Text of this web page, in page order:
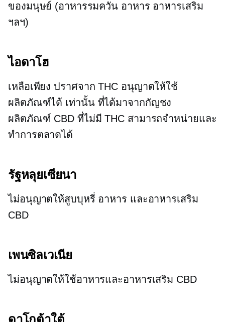
ของมนุษย์ (อาหารรมควัน อาหาร อาหารเสริม
ฯลฯ)
ไอดาโฮ
เหลือเพียง ปราศจาก THC อนุญาตให้ใช้
ผลิตภัณฑ์ได้ เท่านั้น ที่ได้มาจากกัญชง
ผลิตภัณฑ์ CBD ที่ไม่มี THC สามารถจำหน่ายและ
ทำการตลาดได้
รัฐหลุยเซียนา
ไม่อนุญาตให้สูบบุหรี่ อาหาร และอาหารเสริม
CBD
เพนซิลเวเนีย
ไม่อนุญาตให้ใช้อาหารและอาหารเสริม CBD